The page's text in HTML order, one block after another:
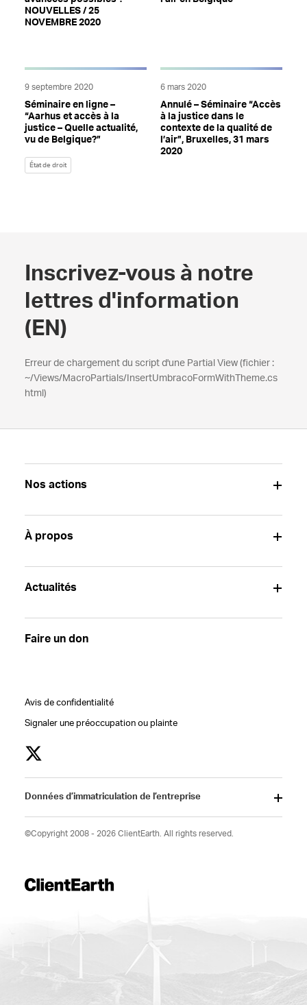
NOUVELLES / 25
NOVEMBRE 2020
État de droit
9 septembre 2020
Séminaire en ligne –
“Aarhus et accès à la
justice – Quelle actualité,
vu de Belgique?”
6 mars 2020
Annulé – Séminaire “Accès
à la justice dans le
contexte de la qualité de
l’air”, Bruxelles, 31 mars
2020
Inscrivez-vous à notre
lettres d'information
(EN)
Erreur de chargement du script d'une Partial View (fichier :
~/Views/MacroPartials/InsertUmbracoFormWithTheme.cs
html)
Nos actions
À propos
Actualités
Faire un don
Avis de confidentialité
Signaler une préoccupation ou plainte
Données d’immatriculation de l’entreprise
©Copyright 2008 - 2026 ClientEarth. All rights reserved.